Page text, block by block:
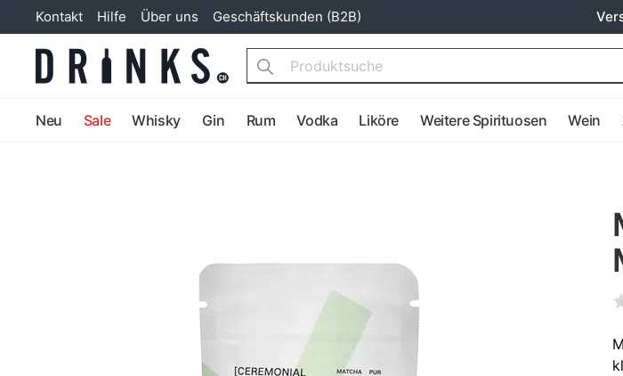
Kontakt Hilfe Über uns Geschäftskunden (B2B)
Search
Neu Sale Whisky Gin Rum Vodka Liköre Weitere Spirituosen Wein